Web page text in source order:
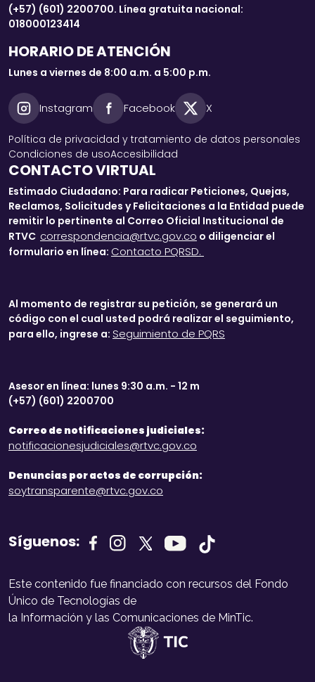
(+57) (601) 2200700. Línea gratuita nacional:
018000123414
HORARIO DE ATENCIÓN
Lunes a viernes de 8:00 a.m. a 5:00 p.m.
Instagram Facebook X
Política de privacidad y tratamiento de datos personales
Condiciones de usoAccesibilidad
CONTACTO VIRTUAL
Estimado Ciudadano: Para radicar Peticiones, Quejas,
Reclamos, Solicitudes y Felicitaciones a la Entidad puede
remitir lo pertinente al Correo Oficial Institucional de
RTVC correspondencia@rtvc.gov.co o diligenciar el
formulario en línea: Contacto PQRSD.
Al momento de registrar su petición, se generará un
código con el cual usted podrá realizar el seguimiento,
para ello, ingrese a: Seguimiento de PQRS
Asesor en línea: lunes 9:30 a.m. - 12 m
(+57) (601) 2200700
Correo de notificaciones judiciales:
notificacionesjudiciales@rtvc.gov.co
Denuncias por actos de corrupción:
soytransparente@rtvc.gov.co
Síguenos:
Este contenido fue financiado con recursos del Fondo
Único de Tecnologías de
la Información y las Comunicaciones de MinTic.